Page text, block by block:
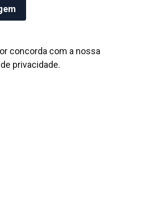
concorda com a nossa
privacidade.